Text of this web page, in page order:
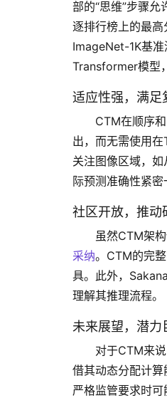
部的“思维”步骤
逐排行榜上的最
ImageNet-1K基
Transformer模型
适应性强，满足
CTM在顺序
出，而无需使用
关注图像区域，
际预测准确性紧密
社区开放，推动
虽然CTM架
采纳。CTM的完
具。此外，
理解其推理流程。
未来展望，潜力
对于CTM来
借其动态分配计
严格监管要求时